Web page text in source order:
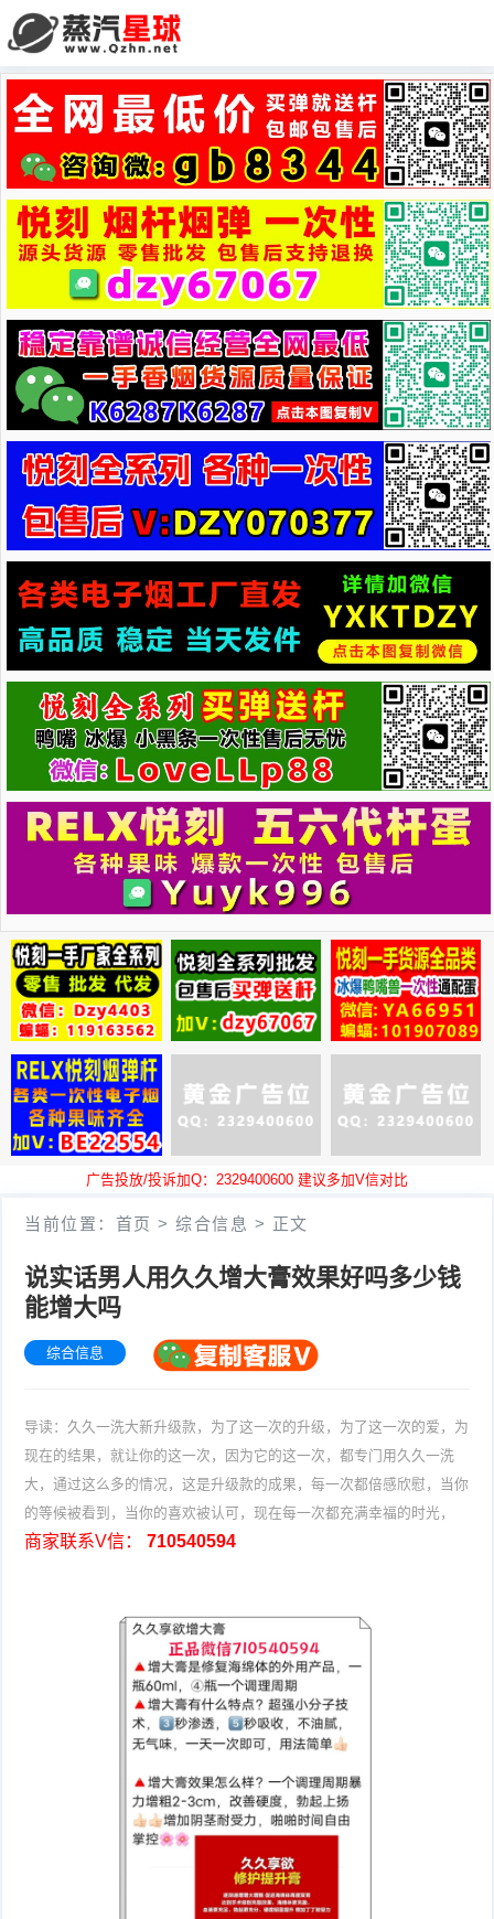
广告投放/投诉加Q：2329400600 建议多加V信对比
当前位置： 首页 > 综合信息 > 正文
说实话男人用久久增大膏效果好吗多少钱
能增大吗
综合信息
导读：久久一洗大新升级款，为了这一次的升级，为了这一次的爱，为
现在的结果，就让你的这一次，因为它的这一次，都专门用久久一洗
大，通过这么多的情况，这是升级款的成果，每一次都倍感欣慰，当你
的等候被看到，当你的喜欢被认可，现在每一次都充满幸福的时光，
商家联系V信： 710540594